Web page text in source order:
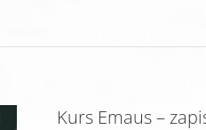
Kurs Emaus –